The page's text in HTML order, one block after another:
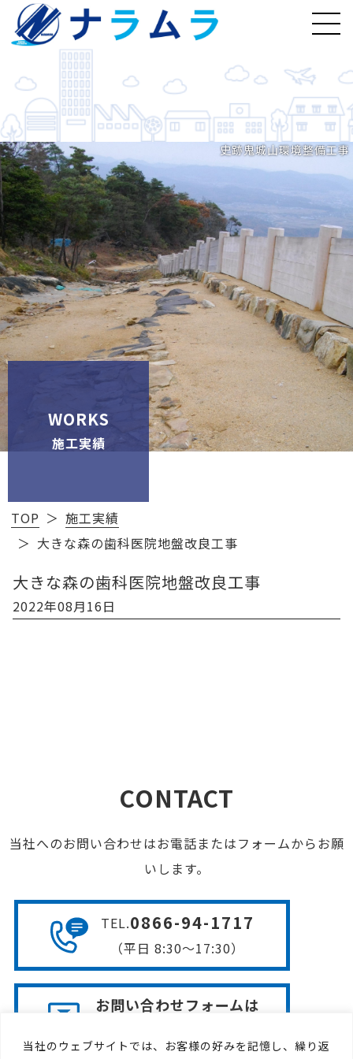
当社のウェブサイトでは、お客様の好みを記憶し、繰り返
史跡鬼城山環境整備工事
WORKS
施工実績
TOP
施工実績
大きな森の歯科医院地盤改良工事
大きな森の歯科医院地盤改良工事
2022年08月16日
CONTACT
当社へのお問い合わせはお電話またはフォームからお願
いします。
TEL.0866-94-1717
（平日 8:30〜17:30）
お問い合わせフォームは